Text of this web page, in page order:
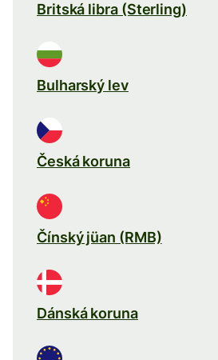
Britská libra (Sterling)
Bulharský lev
Česká koruna
Čínský jüan (RMB)
Dánská koruna